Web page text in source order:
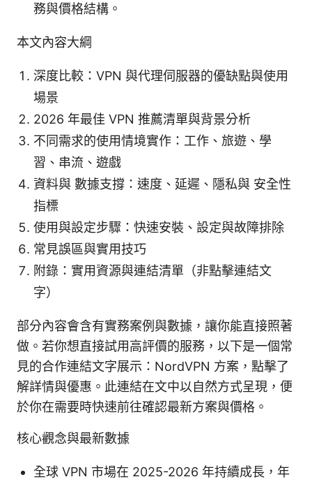
務與價格結構。
本文內容大綱
深度比較：VPN 與代理伺服器的優缺點與使用
場景
2026 年最佳 VPN 推薦清單與背景分析
不同需求的使用情境實作：工作、旅遊、學
習、串流、遊戲
資料與 數據支撐：速度、延遲、隱私與 安全性
指標
使用與設定步驟：快速安裝、設定與故障排除
常見誤區與實用技巧
附錄：實用資源與連結清單（非點擊連結文
字）
部分內容會含有實務案例與數據，讓你能直接照著
做。若你想直接試用高評價的服務，以下是一個常
見的合作連結文字展示：NordVPN 方案，點擊了
解詳情與優惠。此連結在文中以自然方式呈現，便
於你在需要時快速前往確認最新方案與價格。
核心觀念與最新數據
全球 VPN 市場在 2025-2026 年持續成長，年